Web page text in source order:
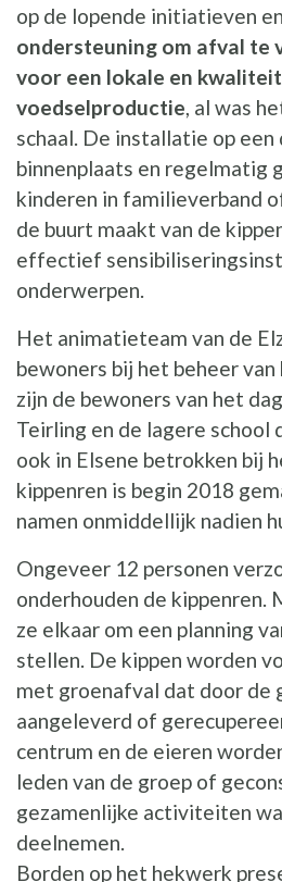
op de lopende initiatieven
ondersteuning om afval te
voor een lokale en
voedselproductie, al was
schaal. De installatie op een
binnenplaats en regelmatig
kinderen in familieverband
de buurt maakt van de
effectief
onderwerpen.
Het animatieteam van de
bewoners bij het beheer
zijn de bewoners van het
Teirling en de lagere school
ook in Elsene betrokken bij
kippenren is begin 2018
namen onmiddellijk nadien
Ongeveer 12 personen
onderhouden de
ze elkaar om een planning
stellen. De kippen worden
met groenafval dat door de
aangeleverd of
centrum en de eieren
leden van de groep of
gezamenlijke activiteiten
deelnemen.
Borden op het hekwerk